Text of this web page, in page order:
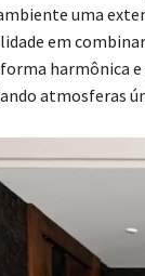
uma
em
harmônica
atmosferas